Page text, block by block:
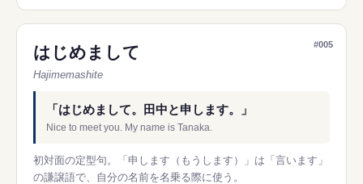
#005
はじめまして
Hajimemashite
「はじめまして。田中と申します。」
Nice to meet you. My name is Tanaka.
初対面の定型句。「申します（もうします）」は「言います」
の謙譲語で、自分の名前を名乗る際に使う。